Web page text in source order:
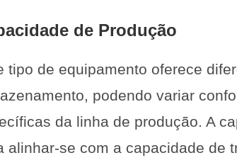
de Produção
tipo de equipamento oferece
podendo variar
da linha de produção. A
alinhar-se com a capacidade de